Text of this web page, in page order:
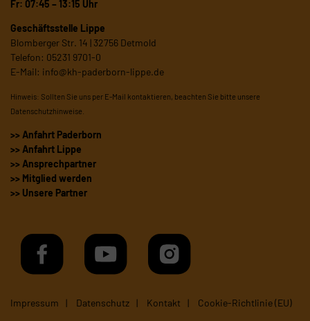
Fr: 07:45 – 13:15 Uhr
Geschäftsstelle Lippe
Blomberger Str. 14 | 32756 Detmold
Telefon: 05231 9701-0
E-Mail: info@kh-paderborn-lippe.de
Hinweis: Sollten Sie uns per E-Mail kontaktieren, beachten Sie bitte unsere
Datenschutzhinweise
>> Anfahrt Paderborn
>> Anfahrt Lippe
>> Ansprechpartner
>> Mitglied werden
>> Unsere Partner
Impressum Datenschutz Kontakt Cookie-Richtlinie (EU)